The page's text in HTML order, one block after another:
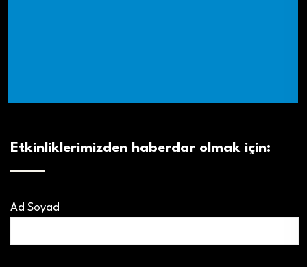
Etkinliklerimizden haberdar olmak için:
Ad Soyad